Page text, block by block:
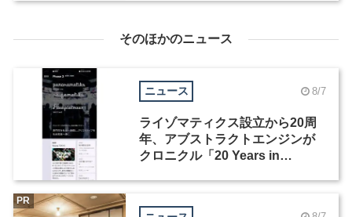
そのほかのニュース
ニュース 8/7
ライゾマティクス設立から20周
年、アブストラクトエンジンが
クロニクル「20 Years in
PR